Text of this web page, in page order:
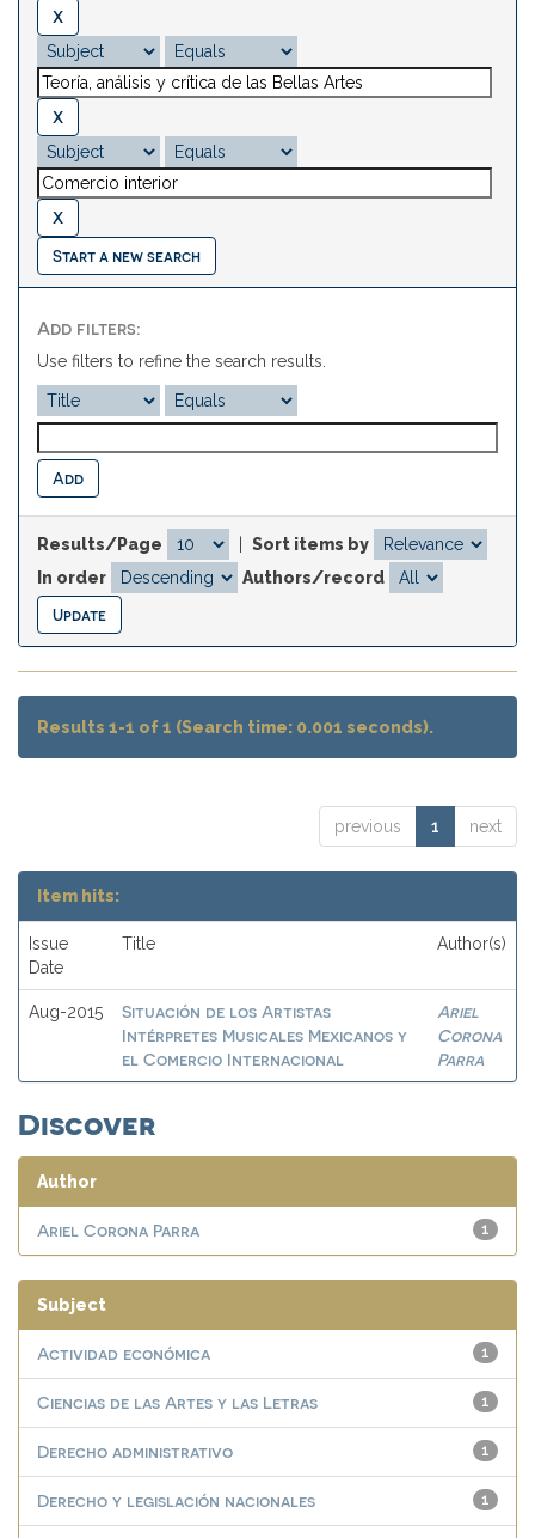
Start a new search
Add filters:
Use filters to refine the search results.
Results/Page
Sort items by
In order
Authors/record
Results 1-1 of 1 (Search time: 0.001 seconds).
previous 1 next
Item hits:
Issue
Date
Title Author(s)
Aug-2015
Situación de los Artistas
Intérpretes Musicales Mexicanos y
el Comercio Internacional
Ariel
Corona
Parra
Discover
Author
1
Ariel Corona Parra
Subject
1
Actividad económica
1
Ciencias de las Artes y las Letras
1
Derecho administrativo
1
Derecho y legislación nacionales